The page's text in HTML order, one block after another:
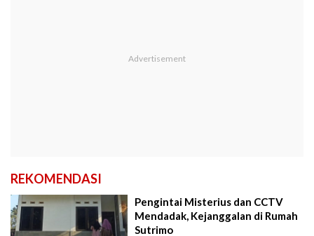
REKOMENDASI
Pengintai Misterius dan CCTV
Mendadak, Kejanggalan di Rumah
Sutrimo